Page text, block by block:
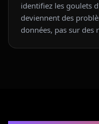
identifiez les goulets
deviennent des
données, pas sur des